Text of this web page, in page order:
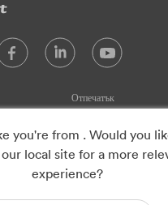
Отпечатък
Cookies
Докладвай уязвимост
you're from . Would you
local site for a more
experience?